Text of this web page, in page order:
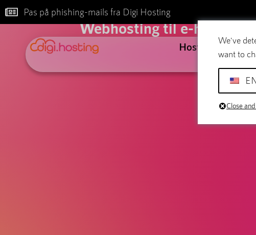
Pas på phishing-mails fra Digi Hosting
Hosting E-
Webhosting til e-handel:
We've
want to
Close